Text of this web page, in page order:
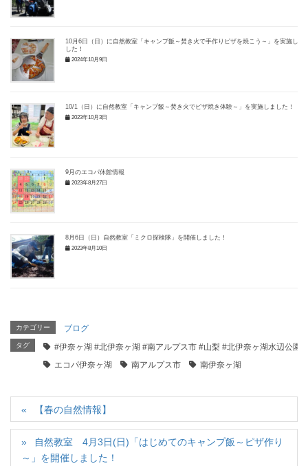
10月6日（日）に自然教室「キャンプ飯～焚き火で手作りピザを焼こう～」を実施しま
した！
2024年10月9日
10/1（日）に自然教室「キャンプ飯～焚き火でピザ焼き体験～」を実施しました！
2023年10月3日
9月のエコパ休館情報
2023年8月27日
8月6日（日）自然教室「ミクロ探検隊」を開催しました！
2023年8月10日
カテゴリー ブログ
タグ
#伊奈ヶ湖 #北伊奈ヶ湖 #南アルプス市 #山梨 #北伊奈ヶ湖水辺公園
エコパ伊奈ヶ湖
南アルプス市 南伊奈ヶ湖
【春の自然情報】
自然教室 4月3日(日)「はじめてのキャンプ飯～ピザ作り
～」を開催しました！